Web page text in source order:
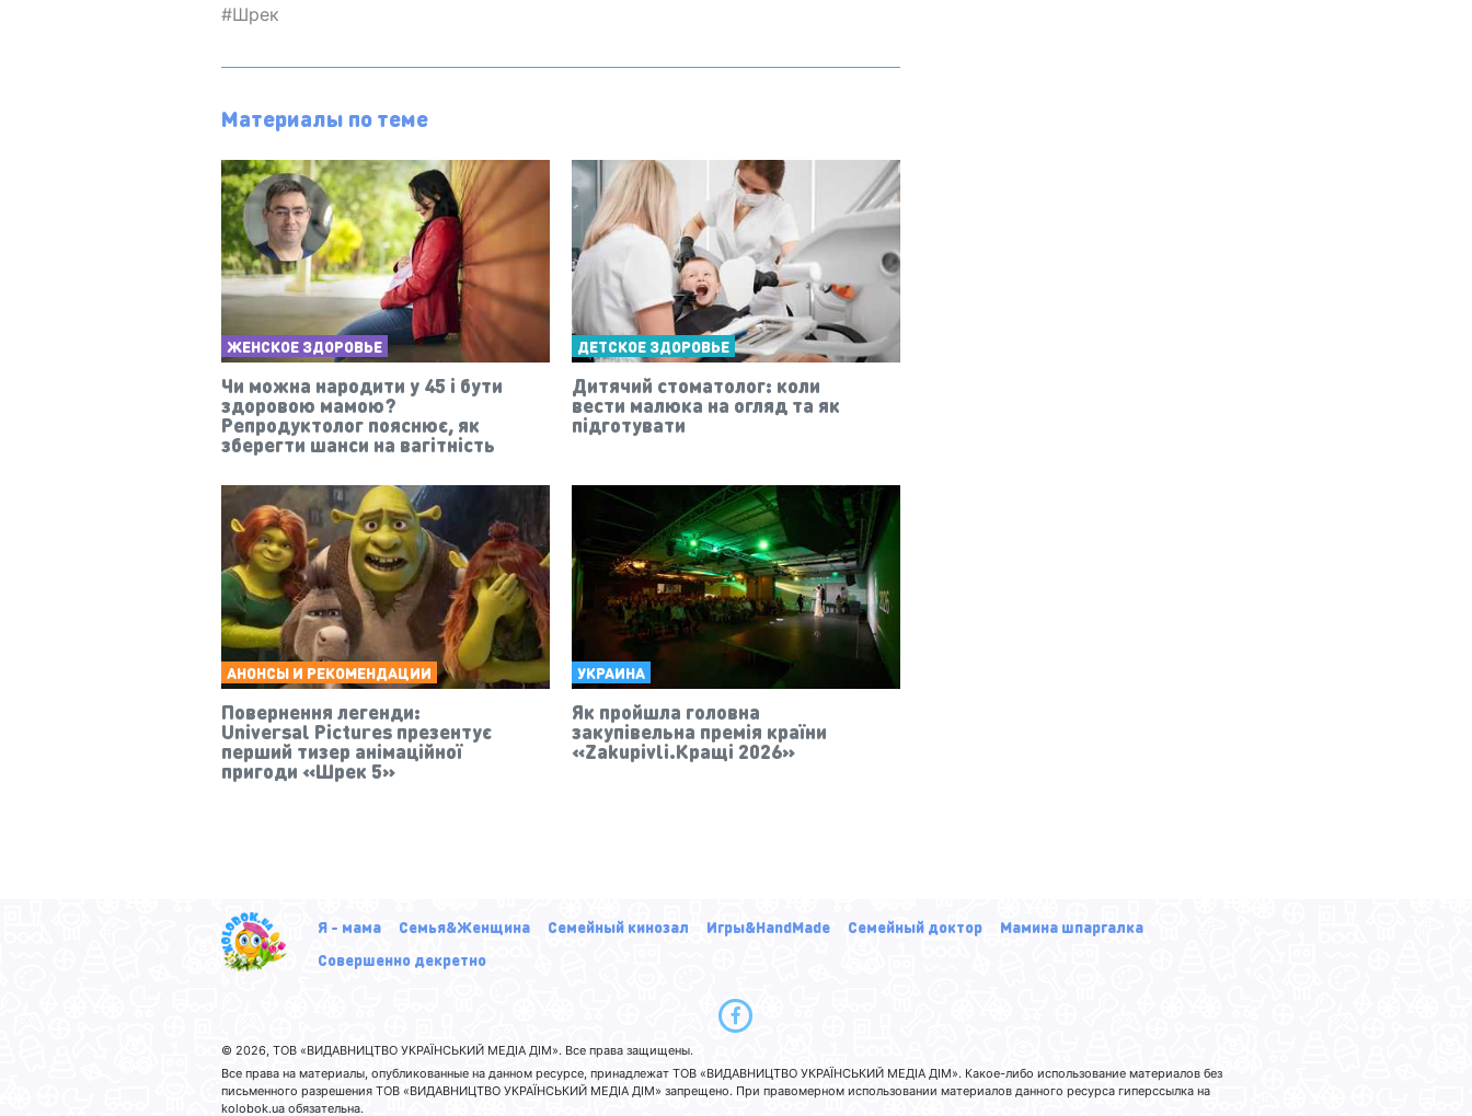
Шрек
Материалы по теме
ЖЕНСКОЕ ЗДОРОВЬЕ
Чи можна народити у 45 і бути
здоровою мамою?
Репродуктолог пояснює, як
зберегти шанси на вагітність
ДЕТСКОЕ ЗДОРОВЬЕ
Дитячий стоматолог: коли
вести малюка на огляд та як
підготувати
АНОНСЫ И РЕКОМЕНДАЦИИ
Повернення легенди:
Universal Pictures презентує
перший тизер анімаційної
пригоди «Шрек 5»
УКРАИНА
Як пройшла головна
закупівельна премія країни
«Zakupivli.Кращі 2026»
Я - мама Семья&Женщина Семейный кинозал Игры&HandMade Семейный доктор
Мамина шпаргалка
Совершенно декретно
© 2026, ТОВ «ВИДАВНИЦТВО УКРАЇНСЬКИЙ МЕДІА ДІМ». Все права защищены.
Все права на материалы, опубликованные на данном ресурсе, принадлежат ТОВ «ВИДАВНИЦТВО УКРАЇНСЬКИЙ МЕДІА ДІМ». Какое-либо использование материалов без
письменного разрешения ТОВ «ВИДАВНИЦТВО УКРАЇНСЬКИЙ МЕДІА ДІМ» запрещено. При правомерном использовании материалов данного ресурса гиперссылка на
kolobok.ua обязательна.